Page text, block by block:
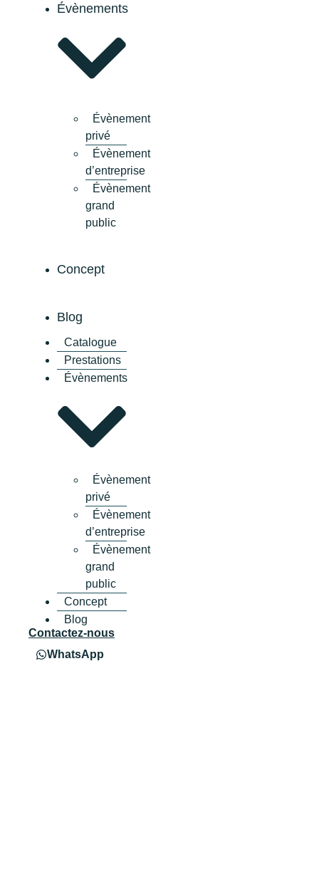
Évènements
Évènement
privé
Évènement
d’entreprise
Évènement
grand
public
Concept
Blog
Catalogue
Prestations
Évènements
Évènement
privé
Évènement
d’entreprise
Évènement
grand
public
Concept
Blog
Contactez-nous
WhatsApp